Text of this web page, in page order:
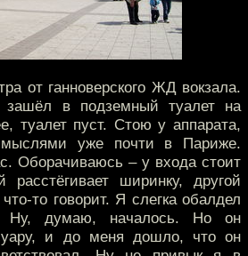
от ганноверского ЖД вокзала.
зашёл в подземный туалет на
туалет пуст. Стою у аппарата,
уже почти в Париже.
Оборачиваюсь – у входа стоит
ширинку, другой
то говорит. Я слегка обалдел
Ну, думаю, началось. Но он
и до меня дошло, что он